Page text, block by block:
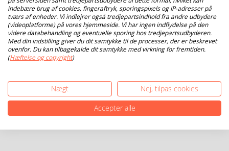
indebære brug af cookies, fingeraftryk, sporingspixels og IP-adresser på
tværs af enheder. Vi indlejrer også tredjepartsindhold fra andre udbydere
(videoplatforme) på vores hjemmeside. Vi har ingen indflydelse på den
videre databehandling og eventuelle sporing hos tredjepartsudbyderen.
Med din indstilling giver du dit samtykke til de processer, der er beskrevet
ovenfor. Du kan tilbagekalde dit samtykke med virkning for fremtiden.
(Hæftelse og copyright)
Nægt
Nej, tilpas cookies
Accepter alle